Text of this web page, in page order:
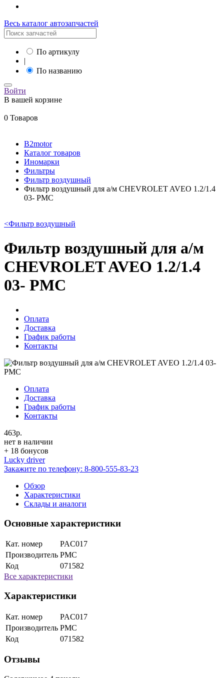
Весь каталог автозапчастей
По артикулу
|
По названию
Войти
В вашей корзине
0 Товаров
B2motor
Каталог товаров
Иномарки
Фильтры
Фильтр воздушный
Фильтр воздушный для а/м CHEVROLET AVEO 1.2/1.4
03- PMC
<Фильтр воздушный
Фильтр воздушный для а/м
CHEVROLET AVEO 1.2/1.4
03- PMC
Оплата
Доставка
График работы
Контакты
Оплата
Доставка
График работы
Контакты
463р.
нет в наличии
+ 18 бонусов
Lucky driver
Закажите по телефону: 8-800-555-83-23
Обзор
Характеристики
Склады и аналоги
Основные характеристики
Кат. номер
PAC017
Производитель PMC
Код
071582
Все характеристики
Характеристики
Кат. номер
PAC017
Производитель PMC
Код
071582
Отзывы